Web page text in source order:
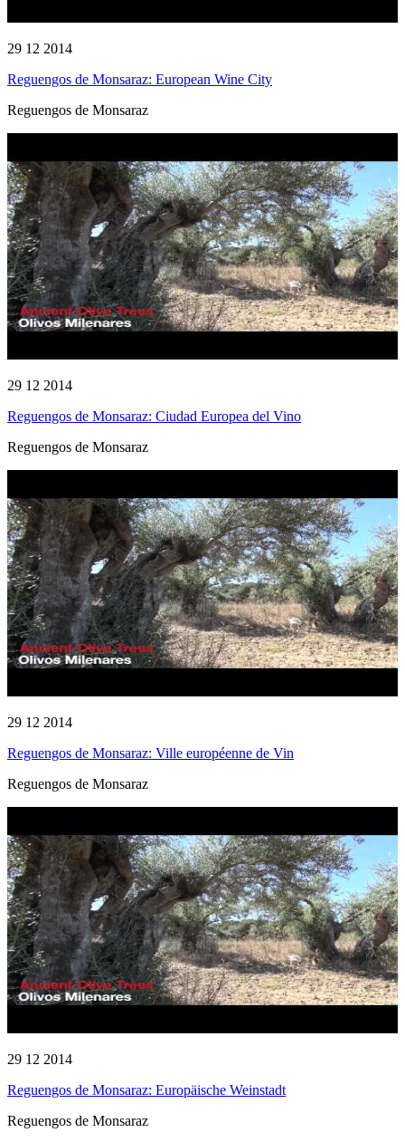
29 12 2014
Reguengos de Monsaraz: European Wine City
Reguengos de Monsaraz
29 12 2014
Reguengos de Monsaraz: Ciudad Europea del Vino
Reguengos de Monsaraz
29 12 2014
Reguengos de Monsaraz: Ville européenne de Vin
Reguengos de Monsaraz
29 12 2014
Reguengos de Monsaraz: Europäische Weinstadt
Reguengos de Monsaraz